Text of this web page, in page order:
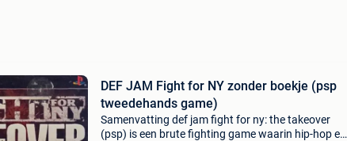
DEF JAM Fight for NY zonder boekje (psp
tweedehands game)
Samenvatting def jam fight for ny: the takeover
(psp) is een brute fighting game waarin hip-hop en